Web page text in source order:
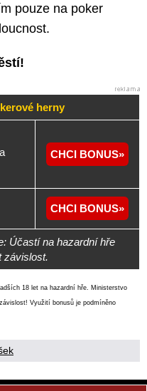
pouze na poker
herny
CHCI BONUS
CHCI BONUS
Účastí na hazardní hře
závislost.
18 let na hazardní hře. Ministerstvo
Využití bonusů je podmíněno